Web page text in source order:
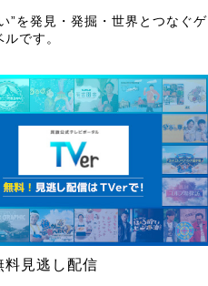
”を発見・発掘・世界とつなぐゲ
です。
料見逃し配信